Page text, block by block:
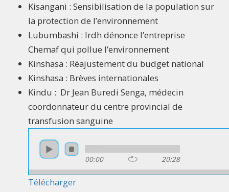
Kisangani : Sensibilisation de la population sur
la protection de l’environnement
Lubumbashi : Irdh dénonce l’entreprise
Chemaf qui pollue l’environnement
Kinshasa : Réajustement du budget national
Kinshasa : Brèves internationales
Kindu : Dr Jean Buredi Senga, médecin
coordonnateur du centre provincial de
transfusion sanguine
00:00 20:28
Télécharger